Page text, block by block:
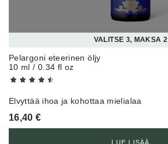
VALITSE 3, MAKSA 2
Pelargoni eteerinen öljy
10 ml / 0.34 fl oz
Elvyttää ihoa ja kohottaa mielialaa
16,40€
LUE LISÄÄ